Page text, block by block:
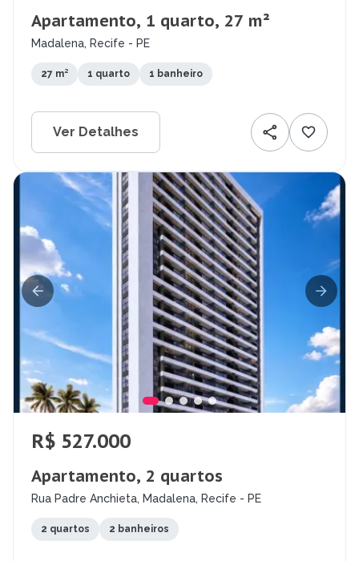
Apartamento, 1 quarto, 27 m²
Madalena, Recife - PE
27 m² 1 quarto 1 banheiro
Ver Detalhes
R$ 527.000
Apartamento, 2 quartos
Rua Padre Anchieta, Madalena, Recife - PE
2 quartos 2 banheiros